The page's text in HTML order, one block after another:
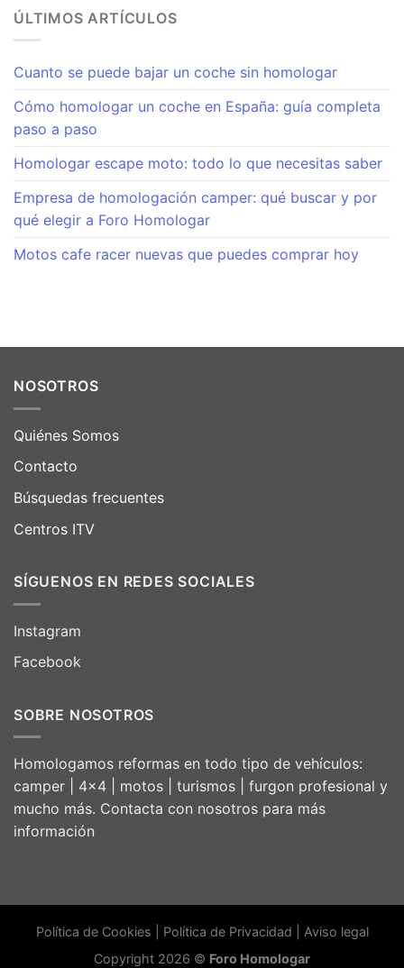
ÚLTIMOS ARTÍCULOS
Cuanto se puede bajar un coche sin homologar
Cómo homologar un coche en España: guía completa
paso a paso
Homologar escape moto: todo lo que necesitas saber
Empresa de homologación camper: qué buscar y por
qué elegir a Foro Homologar
Motos cafe racer nuevas que puedes comprar hoy
NOSOTROS
Quiénes Somos
Contacto
Búsquedas frecuentes
Centros ITV
SÍGUENOS EN REDES SOCIALES
Instagram
Facebook
SOBRE NOSOTROS
Homologamos reformas en todo tipo de vehículos:
camper | 4×4 | motos | turismos | furgon profesional y
mucho más. Contacta con nosotros para más
información
Política de Cookies Política de Privacidad
Aviso legal
Copyright 2026 © Foro Homologar